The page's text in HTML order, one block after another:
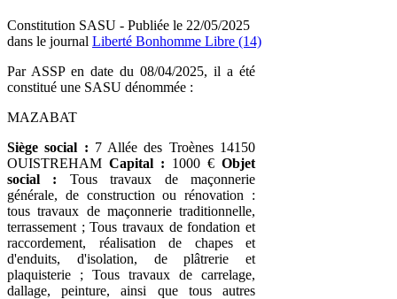
Constitution SASU - Publiée le 22/05/2025
dans le journal Liberté Bonhomme Libre (14)
Par ASSP en date du 08/04/2025, il a été
constitué une SASU dénommée :
MAZABAT
Siège social : 7 Allée des Troènes 14150
OUISTREHAM Capital : 1000 € Objet
social : Tous travaux de maçonnerie
générale, de construction ou rénovation :
tous travaux de maçonnerie traditionnelle,
terrassement ; Tous travaux de fondation et
raccordement, réalisation de chapes et
d'enduits, d'isolation, de plâtrerie et
plaquisterie ; Tous travaux de carrelage,
dallage, peinture, ainsi que tous autres